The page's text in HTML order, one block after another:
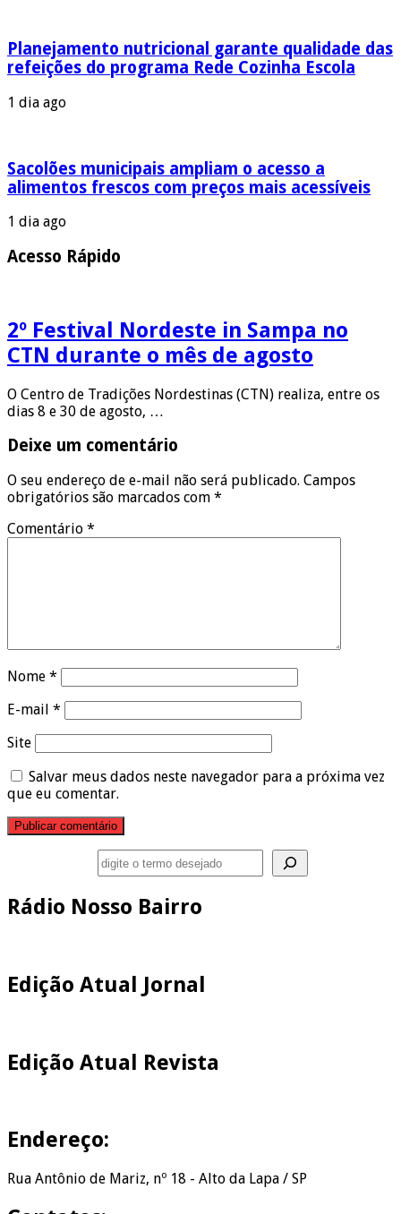
Planejamento nutricional garante qualidade das
refeições do programa Rede Cozinha Escola
1 dia ago
Sacolões municipais ampliam o acesso a
alimentos frescos com preços mais acessíveis
1 dia ago
Acesso Rápido
2º Festival Nordeste in Sampa no
CTN durante o mês de agosto
O Centro de Tradições Nordestinas (CTN) realiza, entre os
dias 8 e 30 de agosto, …
Deixe um comentário
O seu endereço de e-mail não será publicado. Campos
obrigatórios são marcados com *
Comentário *
Nome *
E-mail *
Site
Salvar meus dados neste navegador para a próxima vez
que eu comentar.
Rádio Nosso Bairro
Edição Atual Jornal
Edição Atual Revista
Endereço:
Rua Antônio de Mariz, nº 18 - Alto da Lapa / SP